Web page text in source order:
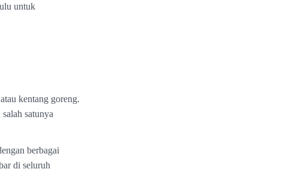
untuk
kentang goreng.
satunya
berbagai
di seluruh